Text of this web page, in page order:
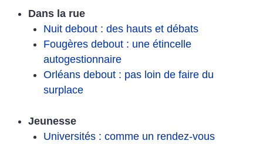
Dans la rue
Nuit debout : des hauts et débats
Fougères debout : une étincelle
autogestionnaire
Orléans debout : pas loin de faire du
surplace
Jeunesse
Universités : comme un rendez-vous